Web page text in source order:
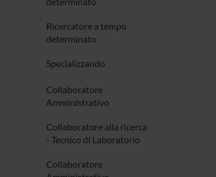
Ricercatore a tempo
determinato
Specializzando
Collaboratore
Amministrativo
Collaboratore alla ricerca
- Tecnico di Laboratorio
Collaboratore